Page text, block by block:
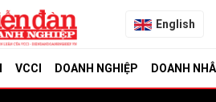
English
VCCI DOANH NGHIỆP DOANH